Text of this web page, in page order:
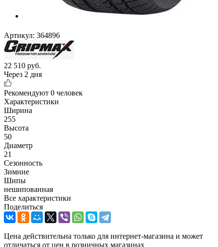
Артикул: 364896
22 510 руб.
Через 2 дня
Рекомендуют 0 человек
Характеристики
Ширина
255
Высота
50
Диаметр
21
Сезонность
Зимние
Шипы
нешипованная
Все характеристики
Поделиться
Цена действительна только для интернет-магазина и может
отличаться от цен в розничных магазинах